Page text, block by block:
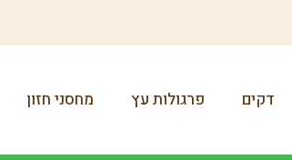
דקים פרגולות עץ מחסני חזון